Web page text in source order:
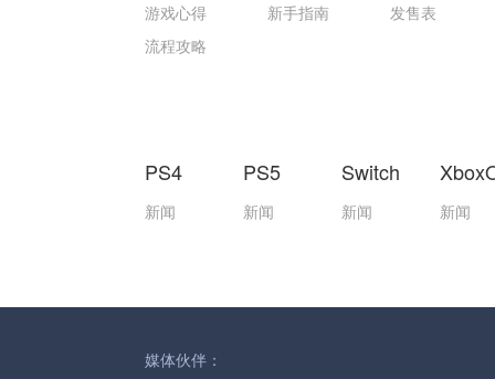
游戏心得
流程攻略
新手指南
发售表
PS4
新闻
PS5
新闻
Switch
新闻 新闻
媒体伙伴：